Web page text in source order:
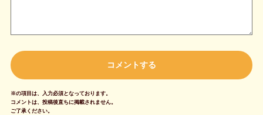
※の項目は、入力必須となっております。
コメントは、投稿後直ちに掲載されません。
ご了承ください。